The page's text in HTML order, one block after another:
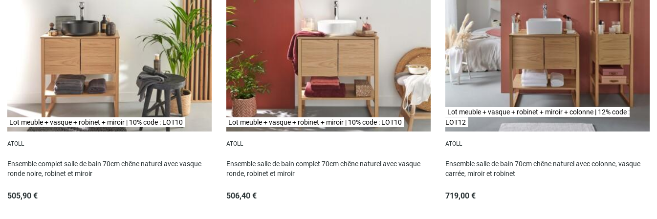
ATOLL
Ensemble complet salle de bain 70cm chêne naturel avec vasque
ronde noire, robinet et miroir
505,90 €
Lot meuble + vasque + robinet + miroir | 10% code : LOT10
ATOLL
Ensemble salle de bain complet 70cm chêne naturel avec vasque
ronde, robinet et miroir
506,40 €
Lot meuble + vasque + robinet + miroir | 10% code : LOT10
ATOLL
Ensemble salle de bain 70cm chêne naturel avec colonne, vasque
carrée, miroir et robinet
719,00 €
Lot meuble + vasque + robinet + miroir + colonne | 12% code :
LOT12